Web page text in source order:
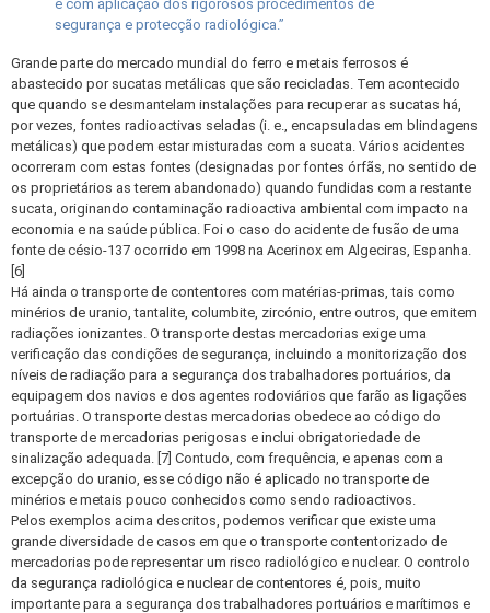
e com aplicação dos rigorosos procedimentos de
segurança e protecção radiológica.”
Grande parte do mercado mundial do ferro e metais ferrosos é
abastecido por sucatas metálicas que são recicladas. Tem acontecido
que quando se desmantelam instalações para recuperar as sucatas há,
por vezes, fontes radioactivas seladas (i. e., encapsuladas em blindagens
metálicas) que podem estar misturadas com a sucata. Vários acidentes
ocorreram com estas fontes (designadas por fontes órfãs, no sentido de
os proprietários as terem abandonado) quando fundidas com a restante
sucata, originando contaminação radioactiva ambiental com impacto na
economia e na saúde pública. Foi o caso do acidente de fusão de uma
fonte de césio-137 ocorrido em 1998 na Acerinox em Algeciras, Espanha.
[6]
Há ainda o transporte de contentores com matérias-primas, tais como
minérios de uranio, tantalite, columbite, zircónio, entre outros, que emitem
radiações ionizantes. O transporte destas mercadorias exige uma
verificação das condições de segurança, incluindo a monitorização dos
níveis de radiação para a segurança dos trabalhadores portuários, da
equipagem dos navios e dos agentes rodoviários que farão as ligações
portuárias. O transporte destas mercadorias obedece ao código do
transporte de mercadorias perigosas e inclui obrigatoriedade de
sinalização adequada. [7] Contudo, com frequência, e apenas com a
excepção do uranio, esse código não é aplicado no transporte de
minérios e metais pouco conhecidos como sendo radioactivos.
Pelos exemplos acima descritos, podemos verificar que existe uma
grande diversidade de casos em que o transporte contentorizado de
mercadorias pode representar um risco radiológico e nuclear. O controlo
da segurança radiológica e nuclear de contentores é, pois, muito
importante para a segurança dos trabalhadores portuários e marítimos e